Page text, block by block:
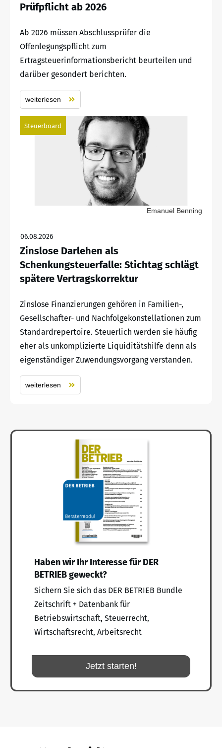
Prüfpflicht ab 2026
Ab 2026 müssen Abschlussprüfer die
Offenlegungspflicht zum
Ertragsteuerinformationsbericht beurteilen und
darüber gesondert berichten.
weiterlesen
Steuerboard
Emanuel Benning
06.08.2026
Zinslose Darlehen als
Schenkungsteuerfalle: Stichtag schlägt
spätere Vertragskorrektur
Zinslose Finanzierungen gehören in Familien-,
Gesellschafter- und Nachfolgekonstellationen zum
Standardrepertoire. Steuerlich werden sie häufig
eher als unkomplizierte Liquiditätshilfe denn als
eigenständiger Zuwendungsvorgang verstanden.
weiterlesen
Haben wir Ihr Interesse für DER
BETRIEB geweckt?
Sichern Sie sich das DER BETRIEB Bundle
Zeitschrift + Datenbank für
Betriebswirtschaft, Steuerrecht,
Wirtschaftsrecht, Arbeitsrecht
Jetzt starten!